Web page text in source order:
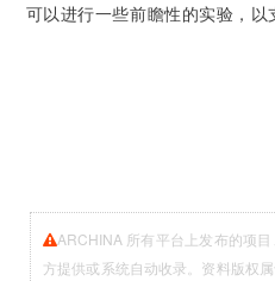
可以进行一些前瞻性的实验，以
ARCHINA 所有平台上发布的项
方提供或系统自动收录。资料版权